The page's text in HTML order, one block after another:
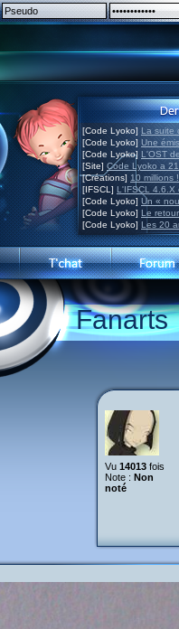
[Code Lyoko] La suite
[Code Lyoko] Une
[Code Lyoko] L'OST
[Site] Code Lyoko a
[Créations] 10 millions
[IFSCL] L'IFSCL 4.6.X
[Code Lyoko] Un «
[Code Lyoko] Le
[Code Lyoko] Les 20
Fanarts
Vu 14013 fois
Note : Non
noté